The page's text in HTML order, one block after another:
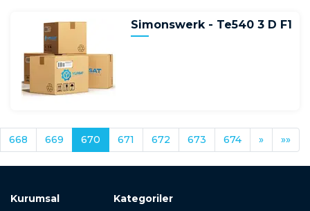
Simonswerk - Te540 3 D F1
668 669 670 671 672 673 674 » »»
Kurumsal Kategoriler